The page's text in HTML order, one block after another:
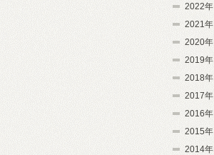
2022年
2021年
2020年
2019年
2018年
2017年
2016年
2015年
2014年